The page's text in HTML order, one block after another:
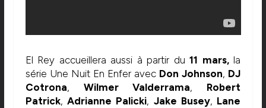
El Rey accueillera aussi à partir du11 mars,la
série Une Nuit En Enfer avec Don Johnson, DJ
Cotrona, Wilmer Valderrama, Robert
Patrick, Adrianne Palicki, Jake Busey, Lane